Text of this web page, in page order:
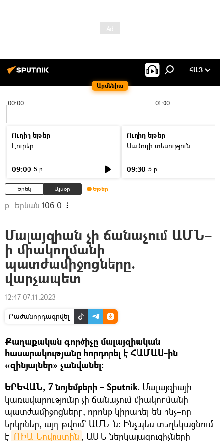
Արմենիա
ՀԱՅ
00:00 01:00
Ուղիղ եթեր
Լուրեր
09:00 5 ր
Ուղիղ եթեր
Մամուլի տեսություն
09:30 5 ր
Երեկ Այսօր Եթեր
ք. Երևան 106.0
Մալայզիան չի ճանաչում ԱՄՆ–
ի միակողմանի
պատժամիջոցները.
վարչապետ
12:47 07.11.2023
Բաժանորդագրվել
Քաղաքական գործիչը մալայզիական
հասարակությանը հորդորել է ՀԱՄԱՍ–ին
«զինյալներ» չանվանել։
ԵՐԵՎԱՆ, 7 նոյեմբերի – Sputnik. Մալայզիայի
կառավարությունը չի ճանաչում միակողմանի
պատժամիջոցները, որոնք կիրառել են ինչ–որ
երկրներ, այդ թվում` ԱՄՆ–ն։ Ինչպես տեղեկացնում
է ՌԻԱ Նովոստին , ԱՄՆ ներկայացուցիչների